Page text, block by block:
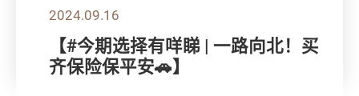
2024.09.16
【#今期选择有咩睇 | 一路向北！买
齐保险保平安🚗】